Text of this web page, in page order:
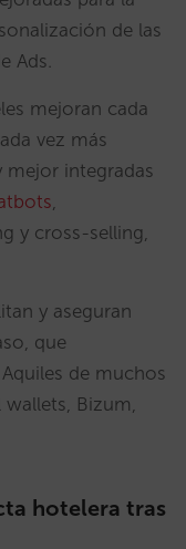
de las
Ads.
mejoran cada
vez más
mejor integradas
y cross-selling,
y aseguran
que
de muchos
Bizum,
hotelera tras